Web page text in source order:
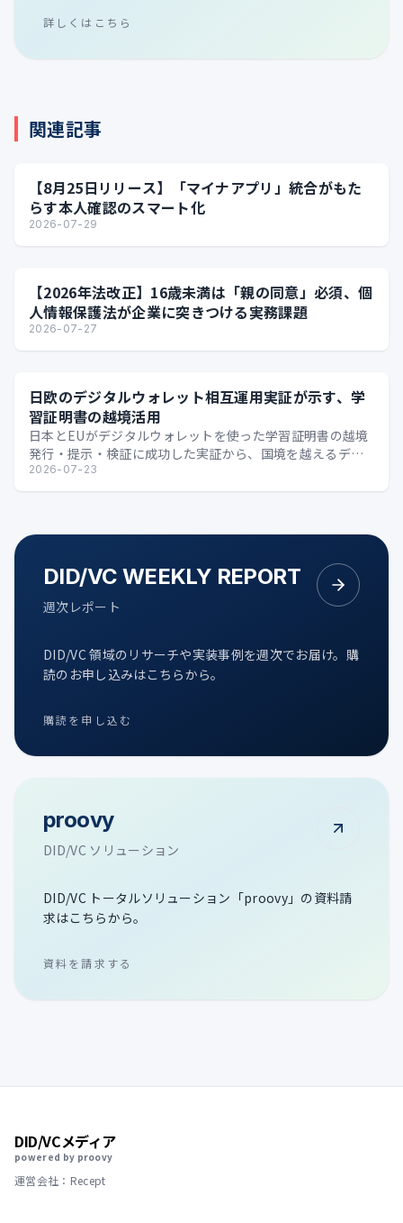
詳しくはこちら
関連記事
【8月25日リリース】「マイナアプリ」統合がもた
らす本人確認のスマート化
2026-07-29
【2026年法改正】16歳未満は「親の同意」必須、個
人情報保護法が企業に突きつける実務課題
2026-07-27
日欧のデジタルウォレット相互運用実証が示す、学
習証明書の越境活用
日本とEUがデジタルウォレットを使った学習証明書の越境
発行・提示・検証に成功した実証から、国境を越えるデジ
タル証明の可能性を整理します。
2026-07-23
DID/VC WEEKLY REPORT
週次レポート
DID/VC 領域のリサーチや実装事例を週次でお届け。購
読のお申し込みはこちらから。
購読を申し込む
proovy
DID/VC ソリューション
DID/VC トータルソリューション「proovy」の資料請
求はこちらから。
資料を請求する
DID/VCメディア
powered by proovy
運営会社：Recept